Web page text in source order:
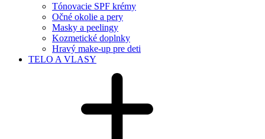
Tónovacie SPF krémy
Očné okolie a pery
Masky a peelingy
Kozmetické doplnky
Hravý make-up pre deti
TELO A VLASY